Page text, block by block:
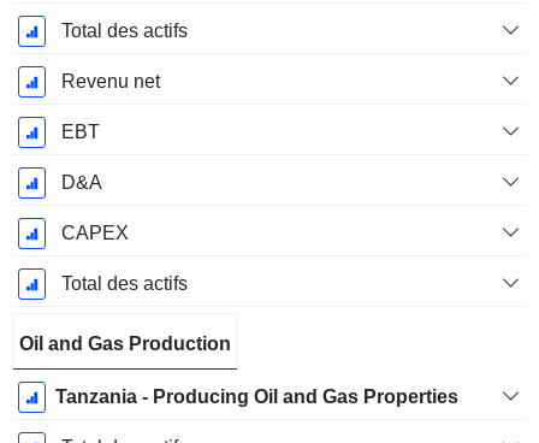
Total des actifs
Revenu net
EBT
D&A
CAPEX
Total des actifs
Oil and Gas Production
Tanzania - Producing Oil and Gas Properties